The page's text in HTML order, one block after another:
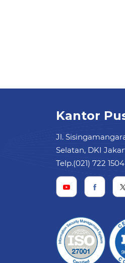
Kantor
Jl.
Selatan, DKI
Telp.(021) 722